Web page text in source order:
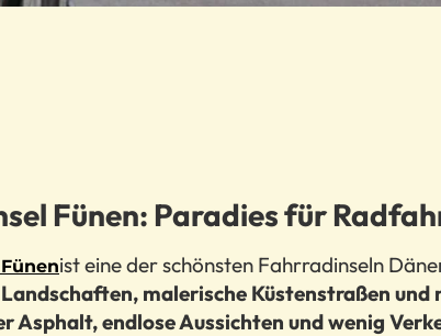
Fünen: Paradies für
ist eine der schönsten Fahrradinseln
malerische Küstenstraßen und
Asphalt, endlose Aussichten und wenig